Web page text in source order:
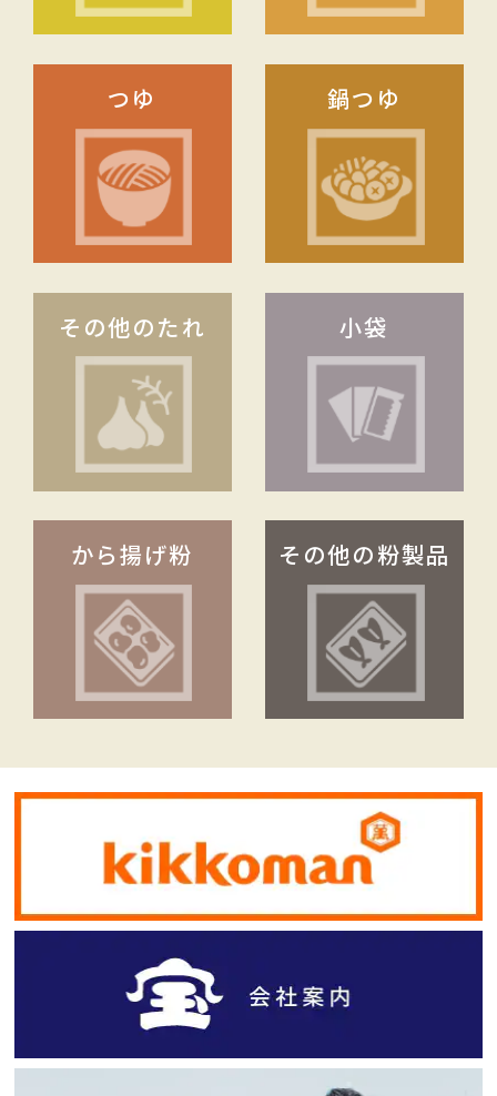
つゆ 鍋つゆ
その他のたれ 小袋
から揚げ粉 その他の粉製品